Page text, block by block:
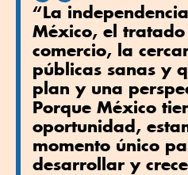
“La
México, el
comercio, la
públicas sanas y
plan y una
Porque México
oportunidad,
momento único
desarrollar y